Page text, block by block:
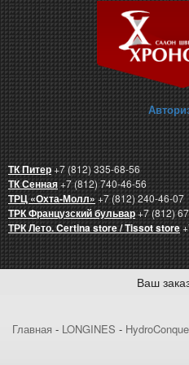
ТК Питер+7 (812) 335-68-56
ТК Сенная+7 (812) 740-46-56
ТРЦ «Охта-Молл»+7 (812) 240-46-07
ТРК Французский бульвар+7 (812)
ТРК Лето. Certina store / Tissot store
Ваш
Главная - LONGINES -